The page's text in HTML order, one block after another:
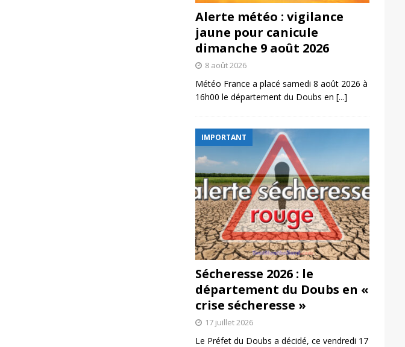
Alerte météo : vigilance
jaune pour canicule
dimanche 9 août 2026
8 août 2026
Météo France a placé samedi 8 août 2026 à
16h00 le département du Doubs en [...]
IMPORTANT
Sécheresse 2026 : le
département du Doubs en «
crise sécheresse »
17 juillet 2026
Le Préfet du Doubs a décidé, ce vendredi 17